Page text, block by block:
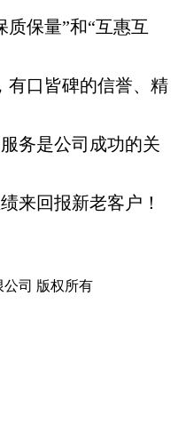
保量”和“互惠互
有口皆碑的信誉、精
务是公司成功的关
来回报新老客户！
公司 版权所有